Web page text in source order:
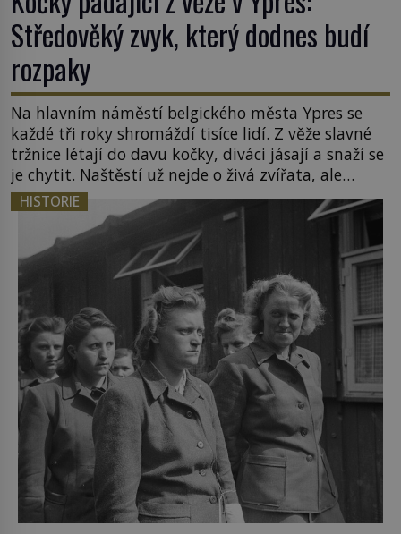
Středověký zvyk, který dodnes budí
rozpaky
Na hlavním náměstí belgického města Ypres se
každé tři roky shromáždí tisíce lidí. Z věže slavné
tržnice létají do davu kočky, diváci jásají a snaží se
je chytit. Naštěstí už nejde o živá zvířata, ale
jenom o plyšové suvenýry. Kdysi to ale bylo jinak.
Tato veselá podívaná připomíná jeden z
nejpodivnějších a zároveň nejkrutějších zvyků […]
HISTORIE